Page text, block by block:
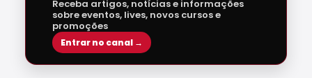
Receba artigos, notícias e informações
sobre eventos, lives, novos cursos e
promoções
Entrar no canal →